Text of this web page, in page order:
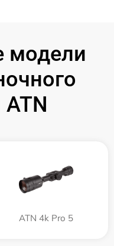
модели
ATN 4k Pro 5